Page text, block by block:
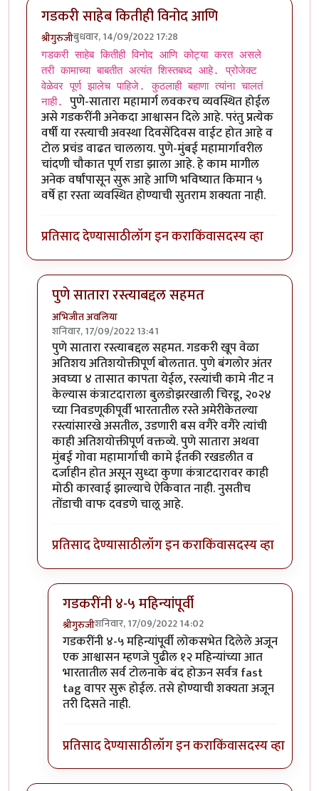
गडकरी साहेब कितीही विनोद आणि
श्रीगुरुजीबुधवार, 14/09/2022 17:28
गडकरी साहेब कितीही विनोद आणि कोट्या करत असले
तरी कामाच्या बाबतीत अत्यंत शिस्तबध्द आहे. प्रोजेक्ट
वेळेवर पूर्ण झालेच पाहिजे. कुठलाही बहाणा त्यांना चालतं
नाही. पुणे-सातारा महामार्ग लवकरच व्यवस्थित होईल
असे गडकरींनी अनेकदा आश्वासन दिले आहे. परंतु प्रत्येक
वर्षी या रस्त्याची अवस्था दिवसेंदिवस वाईट होत आहे व
टोल प्रचंड वाढत चाललाय. पुणे-मुंबई महामार्गावरील
चांदणी चौकात पूर्ण राडा झाला आहे. हे काम मागील
अनेक वर्षांपासून सुरू आहे आणि भविष्यात किमान ५
वर्षे हा रस्ता व्यवस्थित होण्याची सुतराम शक्यता नाही.
प्रतिसाद देण्यासाठीलॉग इन कराकिंवासदस्य व्हा
पुणे सातारा रस्त्याबद्दल सहमत
अभिजीत अवलिया
शनिवार, 17/09/2022 13:41
In reply toगडकरी साहेब कितीही विनोद आणिby
पुणे सातारा रस्त्याबद्दल सहमत. गडकरी खूप वेळा
अतिशय अतिशयोक्तीपूर्ण बोलतात. पुणे बंगलोर अंतर
अवघ्या ४ तासात कापता येईल, रस्त्यांची कामे नीट न
केल्यास कंत्राटदाराला बुलडोझरखाली चिरडू, २०२४
च्या निवडणूकीपूर्वी भारतातील रस्ते अमेरीकेतल्या
रस्त्यांसारखे असतील, उडणारी बस वगैरे वगैरे त्यांची
काही अतिशयोक्तीपूर्ण वक्तव्ये. पुणे सातारा अथवा
मुंबई गोवा महामार्गाची कामे ईतकी रखडलीत व
दर्जाहीन होत असून सुध्दा कुणा कंत्राटदारावर काही
मोठी कारवाई झाल्याचे ऐकिवात नाही. नुसतीच
तोंडाची वाफ दवडणे चालू आहे.
प्रतिसाद देण्यासाठीलॉग इन कराकिंवासदस्य व्हा
गडकरींनी ४-५ महिन्यांपूर्वी
श्रीगुरुजीशनिवार, 17/09/2022 14:02
In reply toपुणे सातारा रस्त्याबद्दल सहमतbyअभिजीत
गडकरींनी ४-५ महिन्यांपूर्वी लोकसभेत दिलेले अजून
एक आश्वासन म्हणजे पुढील १२ महिन्यांच्या आत
भारतातील सर्व टोलनाके बंद होऊन सर्वत्र fast
tag वापर सुरू होईल. तसे होण्याची शक्यता अजून
तरी दिसते नाही.
प्रतिसाद देण्यासाठीलॉग इन कराकिंवासदस्य व्हा